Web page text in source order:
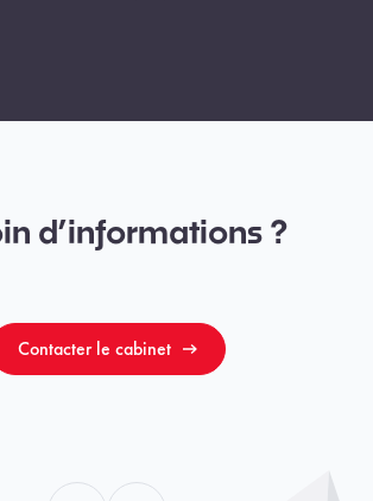
d’informations ?
Contacter le cabinet